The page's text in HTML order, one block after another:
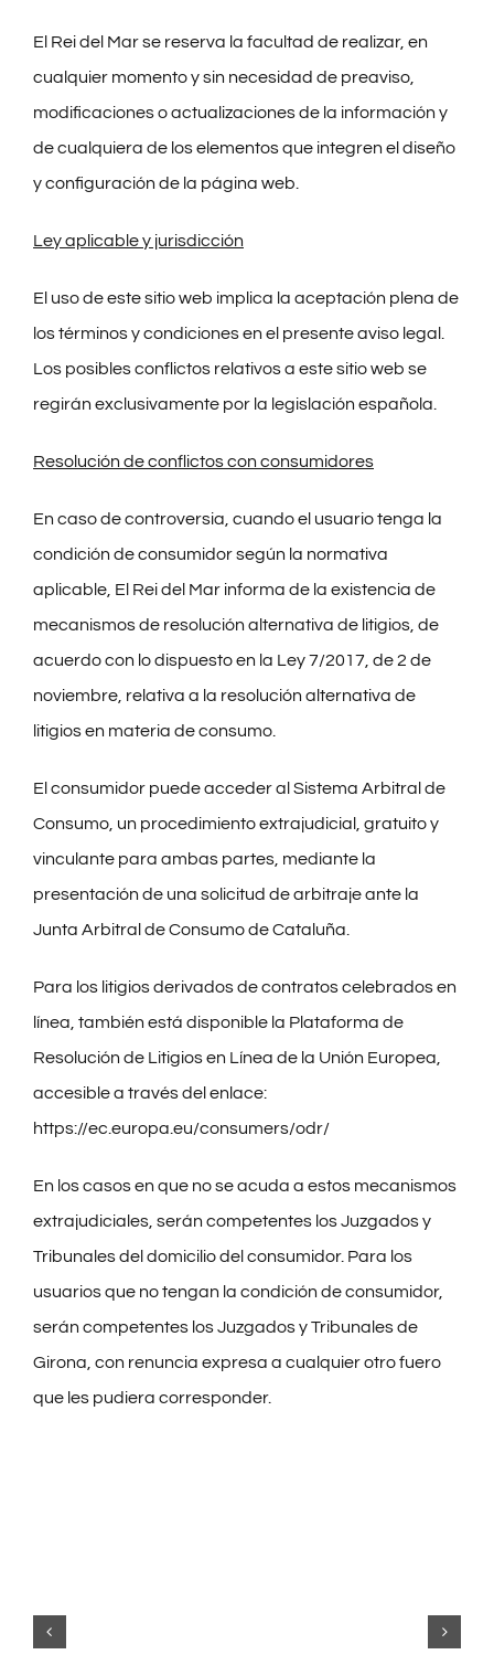
El Rei del Mar se reserva la facultad de realizar, en
cualquier momento y sin necesidad de preaviso,
modificaciones o actualizaciones de la información y
de cualquiera de los elementos que integren el diseño
y configuración de la página web.
Ley aplicable y jurisdicción
El uso de este sitio web implica la aceptación plena de
los términos y condiciones en el presente aviso legal.
Los posibles conflictos relativos a este sitio web se
regirán exclusivamente por la legislación española.
Resolución de conflictos con consumidores
En caso de controversia, cuando el usuario tenga la
condición de consumidor según la normativa
aplicable, El Rei del Mar informa de la existencia de
mecanismos de resolución alternativa de litigios, de
acuerdo con lo dispuesto en la Ley 7/2017, de 2 de
noviembre, relativa a la resolución alternativa de
litigios en materia de consumo.
El consumidor puede acceder al Sistema Arbitral de
Consumo, un procedimiento extrajudicial, gratuito y
vinculante para ambas partes, mediante la
presentación de una solicitud de arbitraje ante la
Junta Arbitral de Consumo de Cataluña.
Para los litigios derivados de contratos celebrados en
línea, también está disponible la Plataforma de
Resolución de Litigios en Línea de la Unión Europea,
accesible a través del enlace:
https://ec.europa.eu/consumers/odr/
En los casos en que no se acuda a estos mecanismos
extrajudiciales, serán competentes los Juzgados y
Tribunales del domicilio del consumidor. Para los
usuarios que no tengan la condición de consumidor,
serán competentes los Juzgados y Tribunales de
Girona, con renuncia expresa a cualquier otro fuero
que les pudiera corresponder.